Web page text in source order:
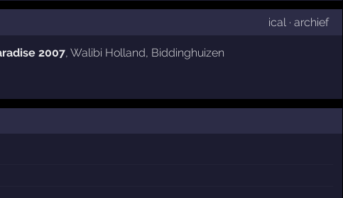
ical · archief
2007, Walibi Holland, Biddinghuizen